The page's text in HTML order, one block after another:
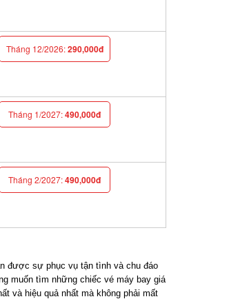
Tháng 12/2026:290,000đ
Tháng 1/2027:490,000đ
Tháng 2/2027:490,000đ
sự phục vụ tận tình và chu đáo
muốn tìm những chiếc vé máy bay giá
và hiệu quả nhất mà không phải mất